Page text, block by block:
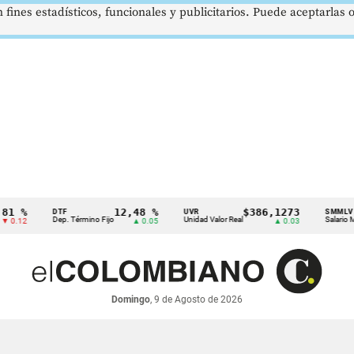
DTF
Dep. Término Fijo
12,48 %
▲ 0.05
UVR
Unidad Valor Real
$386,1273 SMMLV
Salario Mínimo
Domingo, 9 de Agosto de 2026
estadísticos, funcionales y publicitarios. Puede aceptarlas